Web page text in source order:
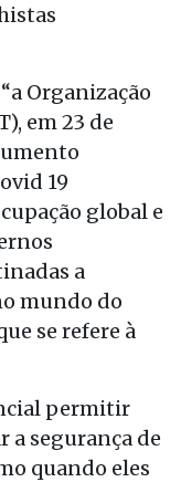
Organização
em 23 de
19
global e
a
mundo do
se refere à
permitir
a segurança de
quando eles